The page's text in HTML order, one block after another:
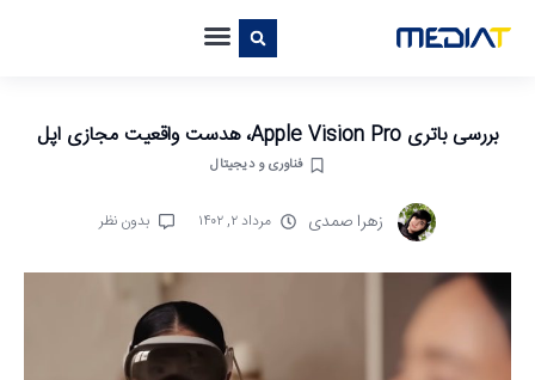
بررسی باتری Apple Vision Pro، هدست واقعیت مجازی اپل
فناوری و دیجیتال
زهرا صمدی مرداد ۲, ۱۴۰۲ بدون نظر